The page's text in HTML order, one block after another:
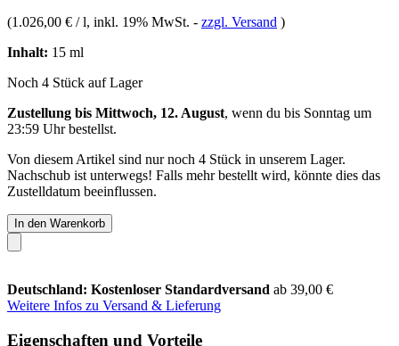
(1.026,00 € / l, inkl. 19% MwSt. - zzgl. Versand )
Inhalt: 15 ml
Noch 4 Stück auf Lager
Zustellung bis Mittwoch, 12. August, wenn du bis Sonntag um
23:59 Uhrbestellst.
Von diesem Artikel sind nur noch 4 Stück in unserem Lager.
Nachschub ist unterwegs! Falls mehr bestellt wird, könnte dies das
Zustelldatum beeinflussen.
In den Warenkorb
Deutschland: Kostenloser Standardversand ab 39,00 €
Weitere Infos zu Versand & Lieferung
Eigenschaften und Vorteile